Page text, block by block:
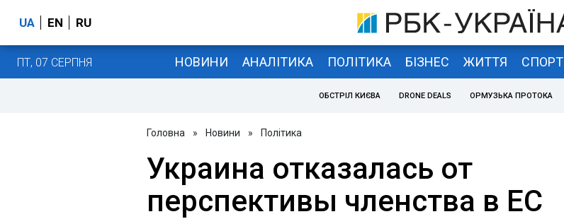
UA EN RU
ПТ, 07 СЕРПНЯ НОВИНИ АНАЛІТИКА ПОЛІТИКА БІЗНЕС ЖИТТЯ СПОРТ
ОБСТРІЛ КИЄВА DRONE DEALS ОРМУЗЬКА ПРОТОКА
Головна » Новини » Політика
Украина отказалась от
перспективы членства в ЕС